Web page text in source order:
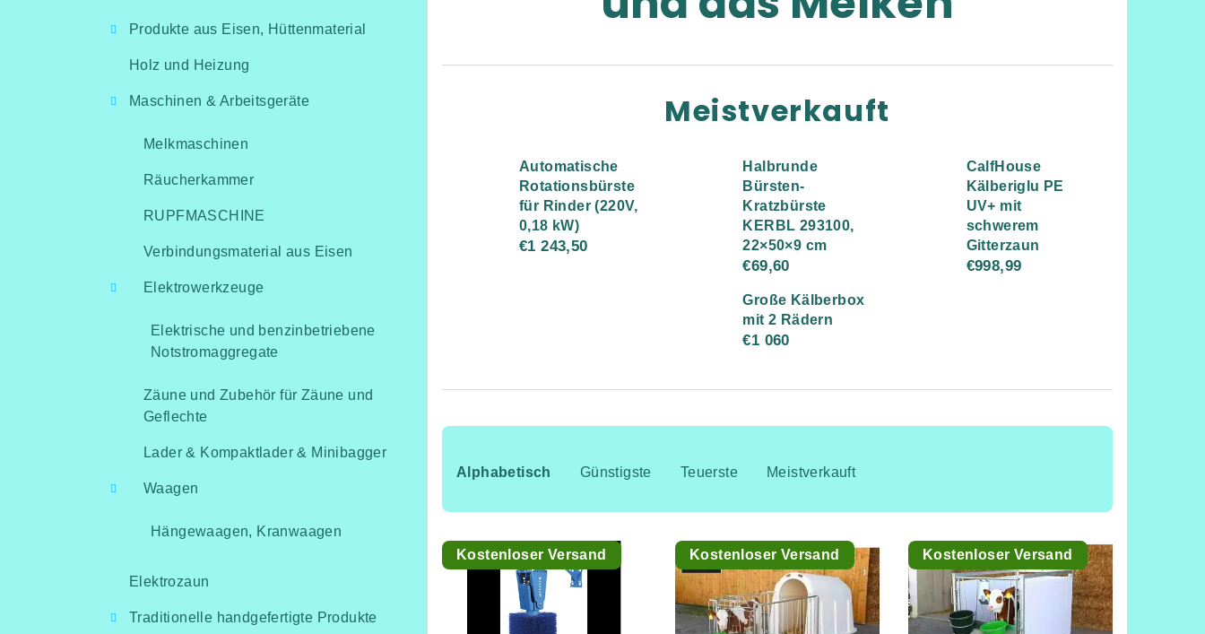
Produkte aus Eisen, Hüttenmaterial
Holz und Heizung
Maschinen & Arbeitsgeräte
Melkmaschinen
Räucherkammer
RUPFMASCHINE
Verbindungsmaterial aus Eisen
Elektrowerkzeuge
Elektrische und benzinbetriebene
Notstromaggregate
Zäune und Zubehör für Zäune und
Geflechte
Lader & Kompaktlader & Minibagger
Waagen
Hängewaagen, Kranwaagen
Elektrozaun
Traditionelle handgefertigte Produkte
Meistverkauft
Automatische
Rotationsbürste
für Rinder (220V,
0,18 kW)
€1 243,50
Halbrunde
Bürsten-
Kratzbürste
KERBL 293100,
22×50×9 cm
€69,60
CalfHouse
Kälberiglu PE
UV+ mit
schwerem
Gitterzaun
€998,99
Große Kälberbox
mit 2 Rädern
€1 060
o
d
Alphabetisch Günstigste Teuerste Meistverkauft
L
i
Kostenloser Versand Kostenloser Versand Kostenloser Versand